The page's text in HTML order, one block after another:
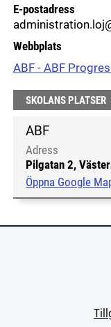
E-postadress
Webbplats
ABF - ABF
SKOLANS PLATSER
ABF
Adress
Pilgatan 2,
Öppna Google